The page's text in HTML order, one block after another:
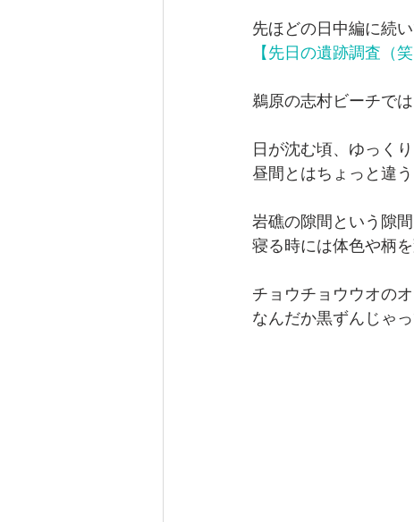
先ほどの日中編に続
【先日の遺跡調査（
鵜原の志村ビーチで
日が沈む頃、ゆっく
昼間とはちょっと違
岩礁の隙間という隙
寝る時には体色や柄
チョウチョウウオの
なんだか黒ずんじゃ